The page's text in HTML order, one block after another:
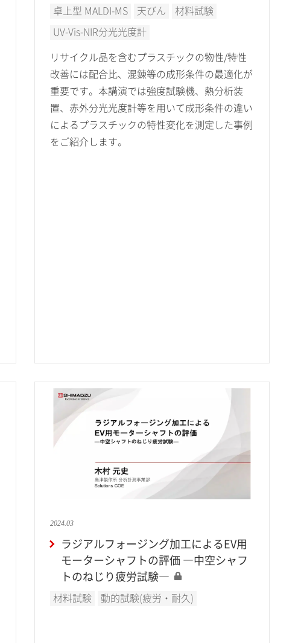
卓上型 MALDI-MS 天びん 材料試験
UV-Vis-NIR分光光度計
リサイクル品を含むプラスチックの物性/特性
改善には配合比、混錬等の成形条件の最適化が
重要です。本講演では強度試験機、熱分析装
置、赤外分光光度計等を用いて成形条件の違い
によるプラスチックの特性変化を測定した事例
をご紹介します。
2024.03
ラジアルフォージング加工によるEV用
モーターシャフトの評価 ―中空シャフ
トのねじり疲労試験―
材料試験 動的試験(疲労・耐久)